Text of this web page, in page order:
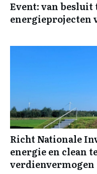
Event: van besluit
energieprojecten
Richt Nationale
energie en clean
verdienvermogen